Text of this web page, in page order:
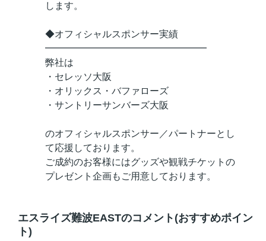
します。
◆オフィシャルスポンサー実績
━━━━━━━━━━━━━━━━━
弊社は
・セレッソ大阪
・オリックス・バファローズ
・サントリーサンバーズ大阪
のオフィシャルスポンサー／パートナーとし
て応援しております。
ご成約のお客様にはグッズや観戦チケットの
プレゼント企画もご用意しております。
エスライズ難波EASTのコメント(おすすめポイン
ト)